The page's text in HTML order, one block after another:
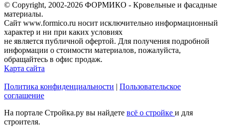
© Copyright, 2002-2026 ФОРМИКО - Кровельные и фасадные
материалы.
Сайт www.formico.ru носит исключительно информационный
характер и ни при каких условиях
не является публичной офертой. Для получения подробной
информации о стоимости материалов, пожалуйста,
обращайтесь в офис продаж.
Карта сайта
Политика конфиденциальности | Пользовательское
соглашение
На портале Стройка.ру вы найдете всё о стройке и для
строителя.